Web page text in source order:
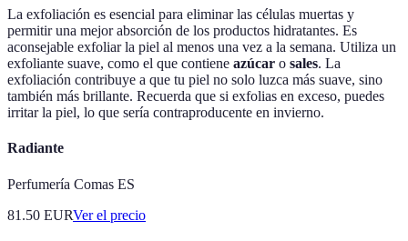
La exfoliación es esencial para eliminar las células muertas y
permitir una mejor absorción de los productos hidratantes. Es
aconsejable exfoliar la piel al menos una vez a la semana. Utiliza un
exfoliante suave, como el que contiene azúcar o sales. La
exfoliación contribuye a que tu piel no solo luzca más suave, sino
también más brillante. Recuerda que si exfolias en exceso, puedes
irritar la piel, lo que sería contraproducente en invierno.
Radiante
Perfumería Comas ES
81.50 EURVer el precio